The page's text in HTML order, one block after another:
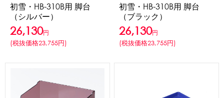
初雪・HB-310B用 脚台
（シルバー）
26,130円
(税抜価格23,755円)
初雪・HB-310B用 脚台
（ブラック）
26,130円
(税抜価格23,755円)